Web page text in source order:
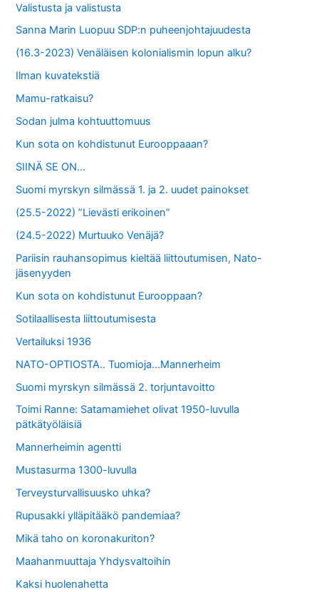
Valistusta ja valistusta
Sanna Marin Luopuu SDP:n puheenjohtajuudesta
(16.3-2023) Venäläisen kolonialismin lopun alku?
Ilman kuvatekstiä
Mamu-ratkaisu?
Sodan julma kohtuuttomuus
Kun sota on kohdistunut Eurooppaaan?
SIINÄ SE ON…
Suomi myrskyn silmässä 1. ja 2. uudet painokset
(25.5-2022) ”Lievästi erikoinen”
(24.5-2022) Murtuuko Venäjä?
Pariisin rauhansopimus kieltää liittoutumisen, Nato-
jäsenyyden
Kun sota on kohdistunut Eurooppaan?
Sotilaallisesta liittoutumisesta
Vertailuksi 1936
NATO-OPTIOSTA.. Tuomioja…Mannerheim
Suomi myrskyn silmässä 2. torjuntavoitto
Toimi Ranne: Satamamiehet olivat 1950-luvulla
pätkätyöläisiä
Mannerheimin agentti
Mustasurma 1300-luvulla
Terveysturvallisuusko uhka?
Rupusakki ylläpitääkö pandemiaa?
Mikä taho on koronakuriton?
Maahanmuuttaja Yhdysvaltoihin
Kaksi huolenahetta